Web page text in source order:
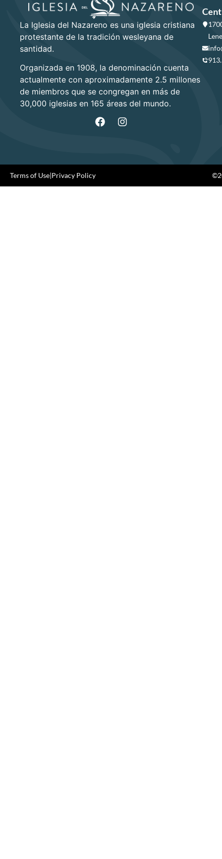
La Iglesia del Nazareno es una iglesia cristiana
protestante de la tradición wesleyana de
santidad.
Organizada en 1908, la denominación cuenta
actualmente con aproximadamente 2.5 millones
de miembros que se congregan en más de
30,000 iglesias en 165 áreas del mundo.
Terms of Use|Privacy Policy